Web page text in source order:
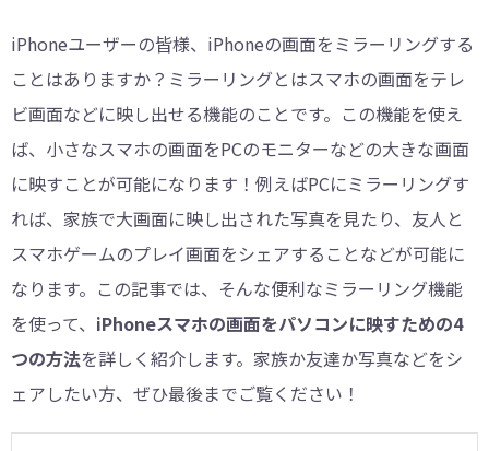
iPhoneユーザーの皆様、iPhoneの画面をミラーリングする
ことはありますか？ミラーリングとはスマホの画面をテレ
ビ画面などに映し出せる機能のことです。この機能を使え
ば、小さなスマホの画面をPCのモニターなどの大きな画面
に映すことが可能になります！例えばPCにミラーリングす
れば、家族で大画面に映し出された写真を見たり、友人と
スマホゲームのプレイ画面をシェアすることなどが可能に
なります。この記事では、そんな便利なミラーリング機能
を使って、 iPhoneスマホの画面をパソコンに映すための4
つの方法を詳しく紹介します。家族か友達か写真などをシ
ェアしたい方、ぜひ最後までご覧ください！